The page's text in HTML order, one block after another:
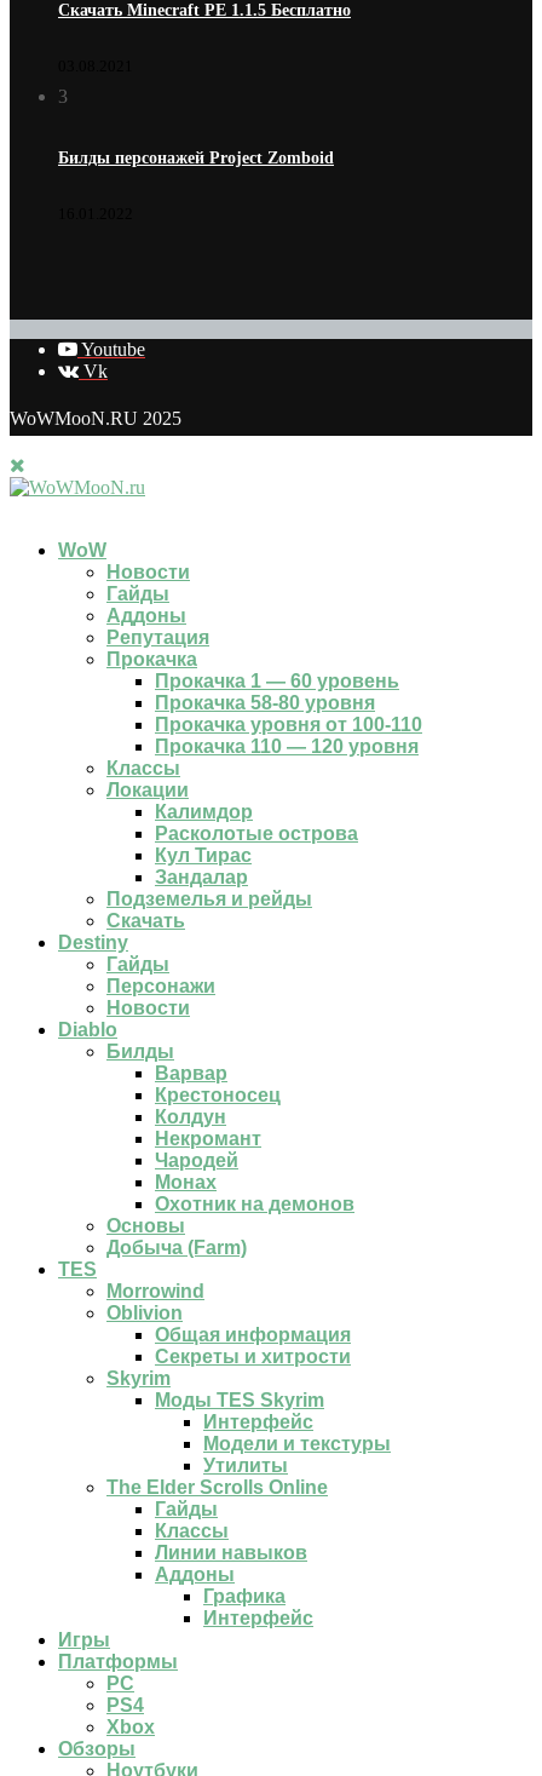
Скачать Minecraft PE 1.1.5 Бесплатно
3
Билды персонажей Project Zomboid
Youtube
Vk
WoWMooN.RU 2025
WoW
Новости
Гайды
Аддоны
Репутация
Прокачка
Прокачка 1 — 60 уровень
Прокачка 58-80 уровня
Прокачка уровня от 100-110
Прокачка 110 — 120 уровня
Классы
Локации
Калимдор
Расколотые острова
Кул Тирас
Зандалар
Подземелья и рейды
Скачать
Destiny
Гайды
Персонажи
Новости
Diablo
Билды
Варвар
Крестоносец
Колдун
Некромант
Чародей
Монах
Охотник на демонов
Основы
Добыча (Farm)
TES
Morrowind
Oblivion
Общая информация
Секреты и хитрости
Skyrim
Моды TES Skyrim
Интерфейс
Модели и текстуры
Утилиты
The Elder Scrolls Online
Гайды
Классы
Линии навыков
Аддоны
Графика
Интерфейс
Игры
Платформы
PC
PS4
Xbox
Обзоры
Ноутбуки